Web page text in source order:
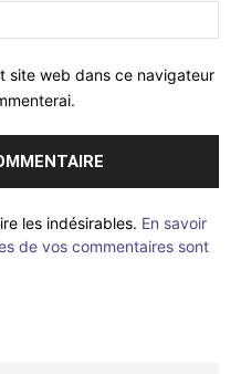
site web dans ce navigateur
les indésirables. En savoir
de vos commentaires sont